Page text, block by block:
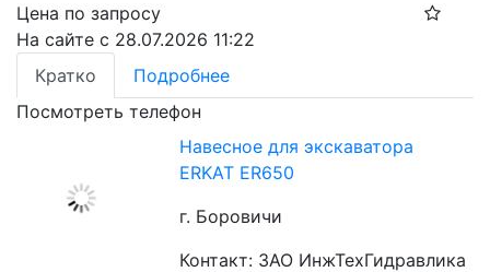
Цена по запросу
На сайте с 28.07.2026 11:22
Кратко
Подробнее
Посмотреть телефон
Навесное для экскаватора
ERKAT ER650
г. Боровичи
Контакт: ЗАО ИнжТехГидравлика